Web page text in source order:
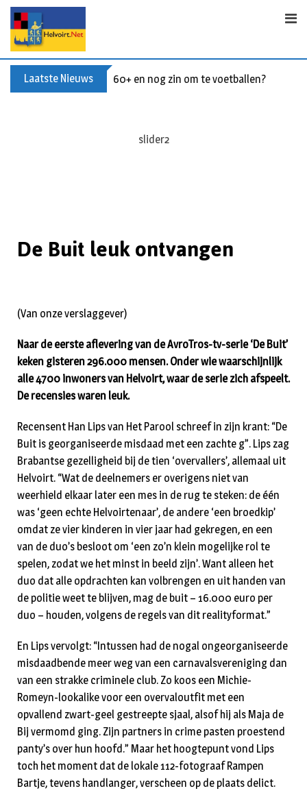
Laatste Nieuws 60+ en nog zin om te voetballen? Kom
Slider1
De Buit leuk ontvangen
(Van onze verslaggever)
Naar de eerste aflevering van de AvroTros-tv-serie ‘De Buit’
keken gisteren 296.000 mensen. Onder wie waarschijnlijk
alle 4700 inwoners van Helvoirt, waar de serie zich afspeelt.
De recensies waren leuk.
Recensent Han Lips van Het Parool schreef in zijn krant: “De
Buit is georganiseerde misdaad met een zachte g”. Lips zag
Brabantse gezelligheid bij de tien ‘overvallers’, allemaal uit
Helvoirt. “Wat de deelnemers er overigens niet van
weerhield elkaar later een mes in de rug te steken: de één
was ‘geen echte Helvoirtenaar’, de andere ‘een broedkip’
omdat ze vier kinderen in vier jaar had gekregen, en een
van de duo’s besloot om ‘een zo’n klein mogelijke rol te
spelen, zodat we het minst in beeld zijn’. Want alleen het
duo dat alle opdrachten kan volbrengen en uit handen van
de politie weet te blijven, mag de buit – 16.000 euro per
duo – houden, volgens de regels van dit realityformat.”
En Lips vervolgt: “Intussen had de nogal ongeorganiseerde
misdaadbende meer weg van een carnavalsvereniging dan
van een strakke criminele club. Zo koos een Michie-
Romeyn-lookalike voor een overvaloutfit met een
opvallend zwart-geel gestreepte sjaal, alsof hij als Maja de
Bij vermomd ging. Zijn partners in crime pasten proestend
panty’s over hun hoofd.” Maar het hoogtepunt vond Lips
toch het moment dat de lokale 112-fotograaf Rampen
Bartje, tevens handlanger, verscheen op de plaats delict.